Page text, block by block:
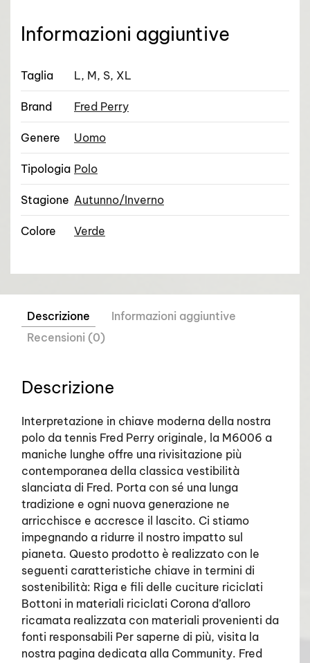
Informazioni aggiuntive
Taglia L, M, S, XL
Brand Fred Perry
Genere Uomo
Tipologia Polo
Stagione Autunno/Inverno
Colore Verde
Descrizione
Informazioni aggiuntive
Recensioni (0)
Descrizione
Interpretazione in chiave moderna della nostra
polo da tennis Fred Perry originale, la M6006 a
maniche lunghe offre una rivisitazione più
contemporanea della classica vestibilità
slanciata di Fred. Porta con sé una lunga
tradizione e ogni nuova generazione ne
arricchisce e accresce il lascito. Ci stiamo
impegnando a ridurre il nostro impatto sul
pianeta. Questo prodotto è realizzato con le
seguenti caratteristiche chiave in termini di
sostenibilità: Riga e fili delle cuciture riciclati
Bottoni in materiali riciclati Corona d’alloro
ricamata realizzata con materiali provenienti da
fonti responsabili Per saperne di più, visita la
nostra pagina dedicata alla Community. Fred